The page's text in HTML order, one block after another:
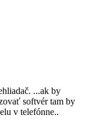
...ak by
softvér tam by
v telefónne..